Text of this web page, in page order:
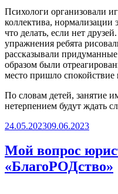
Психологи организовали
коллектива, нормализации
что делать, если нет
упражнения ребята
рассказывали
образом были
место пришло спокойствие
По словам детей, занятие
нетерпением будут ждать
Опубликовано
24.05.202309.06.2023
Мой вопрос
«БлагоРОДство»